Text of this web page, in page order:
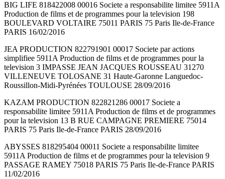
BIG LIFE 818422008 00016 Societe a responsabilite limitee 5911A
Production de films et de programmes pour la television 198
BOULEVARD VOLTAIRE 75011 PARIS 75 Paris Ile-de-France
PARIS 16/02/2016
JEA PRODUCTION 822791901 00017 Societe par actions
simplifiee 5911A Production de films et de programmes pour la
television 3 IMPASSE JEAN JACQUES ROUSSEAU 31270
VILLENEUVE TOLOSANE 31 Haute-Garonne Languedoc-
Roussillon-Midi-Pyrénées TOULOUSE 28/09/2016
KAZAM PRODUCTION 822821286 00017 Societe a
responsabilite limitee 5911A Production de films et de programmes
pour la television 13 B RUE CAMPAGNE PREMIERE 75014
PARIS 75 Paris Ile-de-France PARIS 28/09/2016
ABYSSES 818295404 00011 Societe a responsabilite limitee
5911A Production de films et de programmes pour la television 9
PASSAGE RAMEY 75018 PARIS 75 Paris Ile-de-France PARIS
11/02/2016